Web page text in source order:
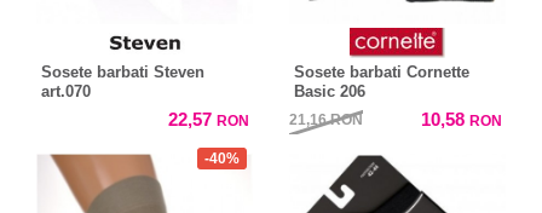
Sosete barbati Steven
art.070
22,57 RON
Sosete barbati Cornette
Basic 206
21,16RON 10,58 RON
-40%